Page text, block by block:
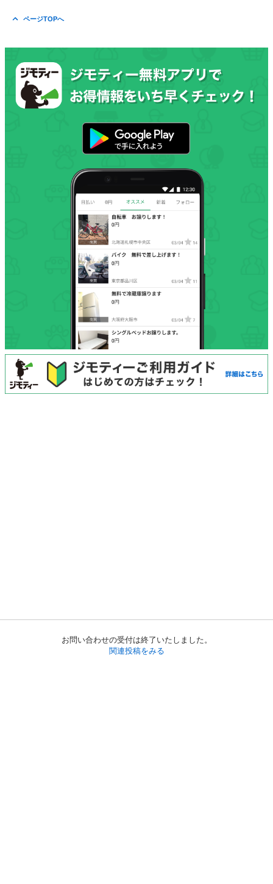
お問い合わせの受付は終了いたしました。
関連投稿をみる
ページTOPへ